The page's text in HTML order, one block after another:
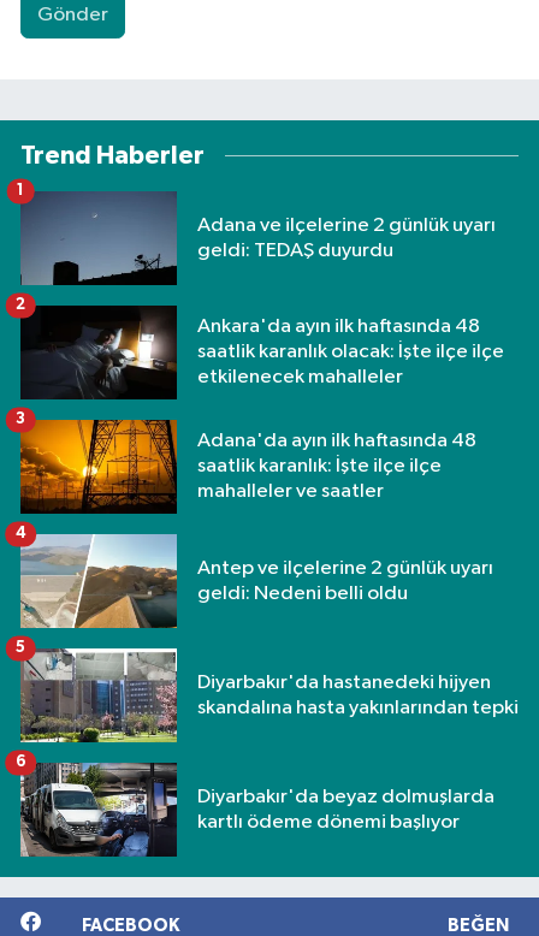
Gönder
Trend Haberler
Adana ve ilçelerine 2 günlük uyarı
geldi: TEDAŞ duyurdu
1
Ankara'da ayın ilk haftasında 48
saatlik karanlık olacak: İşte ilçe ilçe
etkilenecek mahalleler
2
Adana'da ayın ilk haftasında 48
saatlik karanlık: İşte ilçe ilçe
mahalleler ve saatler
3
Antep ve ilçelerine 2 günlük uyarı
geldi: Nedeni belli oldu
4
Diyarbakır'da hastanedeki hijyen
skandalına hasta yakınlarından tepki
5
Diyarbakır'da beyaz dolmuşlarda
kartlı ödeme dönemi başlıyor
6
FACEBOOK BEĞEN